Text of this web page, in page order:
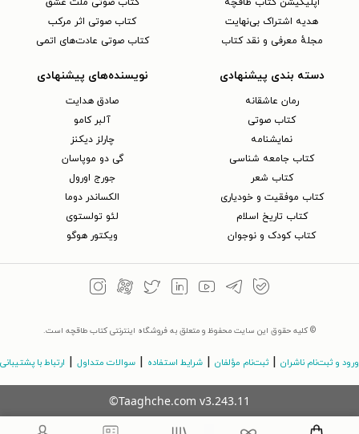
هدیه اشتراک بی‌نهایت
مجلهٔ معرفی و نقد کتاب
کتاب صوتی اثر مرکب
کتاب صوتی عادت‌های اتمی
دسته بندی پیشنهادی
رمان عاشقانه
کتاب‌ صوتی
نمایشنامه
کتاب جامعه شناسی
کتاب شعر
کتاب موفقیت و خودیاری
کتاب تاریخ اسلام
کتاب کودک و نوجوان
نویسنده‌های پیشنهادی
صادق هدایت
آلبر کامو
چارلز دیکنز
گی دو موپاسان
جورج اورول
الکساندر دوما
لئو تولستوی
ویکتور هوگو
© کلیه حقوق این سایت محفوظ و متعلق به فروشگاه اینترنتی کتاب طاقچه است.
ورود و ثبت‌نام ناشران ثبت‌نام مؤلفان شرایط استفاده سوالات متداول ارتباط با پشتیبانی
©Taaghche.com v3.243.11